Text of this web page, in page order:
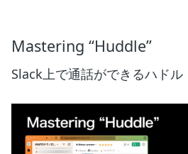
Mastering “Huddle”
Slack上で通話ができるハドル